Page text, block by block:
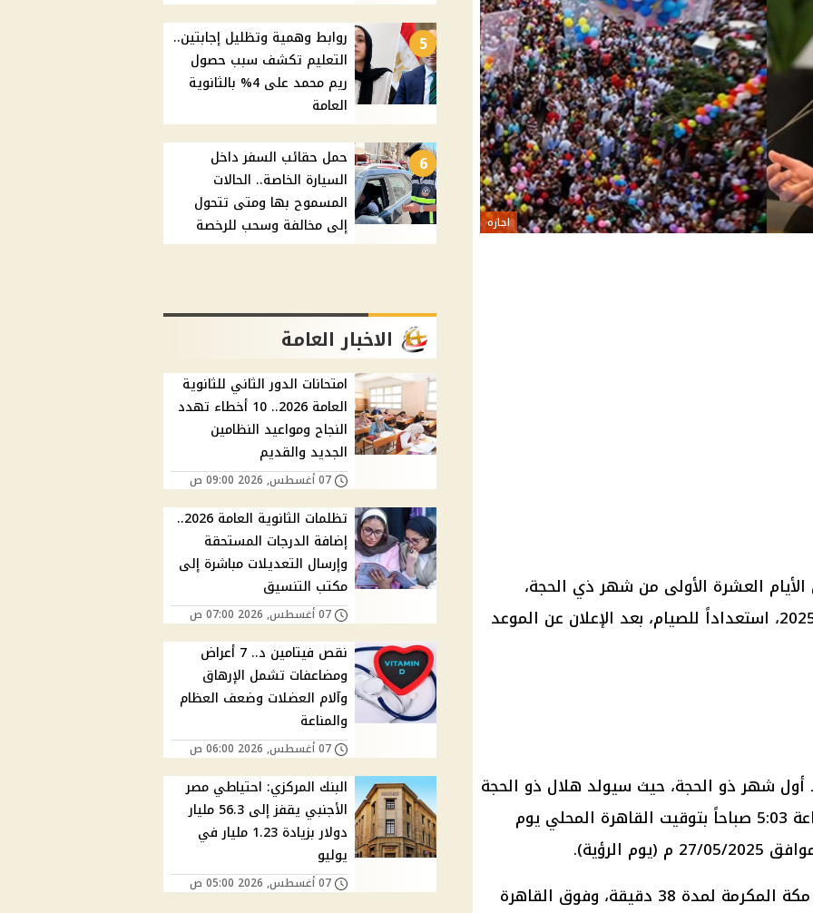
اجازه
العشرة الأولى من شهر ذي الحجة،
وموعد وقفة عرفات وعيد الأضحى 2025، استعداداً للصيام، بعد الإعلان عن الموعد
شهر ذو الحجة، حيث سيولد هلال ذو الحجة
بعد الاقتران مباشرة في تمام الساعة 5:03 صباحاً بتوقيت القاهرة المحلي يوم
وسيبقى الهلال الجديد في سماء مكة المكرمة لمدة 38 دقيقة، وفوق القاهرة
5
روابط وهمية وتظليل إجابتين..
التعليم تكشف سبب حصول
ريم محمد على 4% بالثانوية
العامة
6
حمل حقائب السفر داخل
السيارة الخاصة.. الحالات
المسموح بها ومتى تتحول
إلى مخالفة وسحب للرخصة
الاخبار العامة
امتحانات الدور الثاني للثانوية
العامة 2026.. 10 أخطاء تهدد
النجاح ومواعيد النظامين
الجديد والقديم
07 أغسطس, 2026 09:00 ص
تظلمات الثانوية العامة 2026..
إضافة الدرجات المستحقة
وإرسال التعديلات مباشرة إلى
مكتب التنسيق
07 أغسطس, 2026 07:00 ص
نقص فيتامين د.. 7 أعراض
ومضاعفات تشمل الإرهاق
وآلام العضلات وضعف العظام
والمناعة
07 أغسطس, 2026 06:00 ص
البنك المركزي: احتياطي مصر
الأجنبي يقفز إلى 56.3 مليار
دولار بزيادة 1.23 مليار في
يوليو
07 أغسطس, 2026 05:00 ص